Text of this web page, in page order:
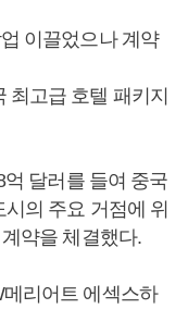
이끌었으나 계약
최고급 호텔 패키지
달러를 들여 중국
의 주요 거점에 위
약을 체결했다.
리어트 에섹스하